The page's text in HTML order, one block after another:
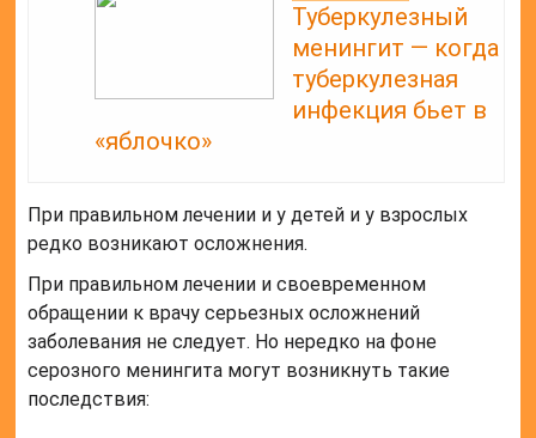
Туберкулезный
менингит — когда
туберкулезная
инфекция бьет в
«яблочко»
При правильном лечении и у детей и у взрослых
редко возникают осложнения.
При правильном лечении и своевременном
обращении к врачу серьезных осложнений
заболевания не следует. Но нередко на фоне
серозного менингита могут возникнуть такие
последствия: